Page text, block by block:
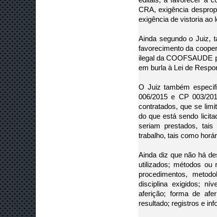
CRA, exigência
exigência de vistoria ao
Ainda segundo o Juiz,
favorecimento da
ilegal da COOFSAUDE
em burla à Lei de
O Juiz também
006/2015 e CP 003/
contratados, que se
do que está sendo
seriam prestados,
trabalho, tais como
Ainda diz que não há
utilizados; métodos ou
procedimentos,
disciplina exigidos;
aferição; forma de
resultado; registros e